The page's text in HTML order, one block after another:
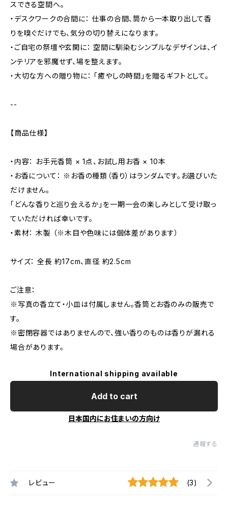
スできる空間へ。
・デスクワークの合間に： 仕事の合間、筒から一本取り出して香
りを嗅ぐだけでも、気分の切り替えになります。
・ご自宅の祭壇や玄関に： 空間に馴染むシンプルなデザインは、イ
ンテリアを邪魔せず、場を整えます。
・大切な方への贈り物に： 「癒やしの時間」を贈るギフトとして。
--
【商品仕様】
・内容： お手元香筒 × 1点、お試し用お香 × 10本
・お香について： ※お香の種類（香り）はランダムです。お選びいた
だけません。
「どんな香りと巡り会えるか」を一期一会の楽しみとして受け取っ
ていただければ幸いです。
・素材： 木製 （※木目や色味には個体差があります）
サイズ： 全長 約17cm、直径 約2.5cm
ご注意：
※写真の香立て・小皿は付属しません。香筒とお香のみの販売で
す。
※密閉容器ではありませんので、強い香りのものは香りが漏れる
場合があります。
International shipping available
Add to cart
日本国内にお住まいの方向け
通報する
レビュー (3)